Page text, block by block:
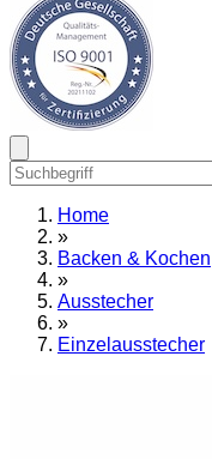
Home
»
Backen & Kochen
»
Ausstecher
»
Einzelausstecher